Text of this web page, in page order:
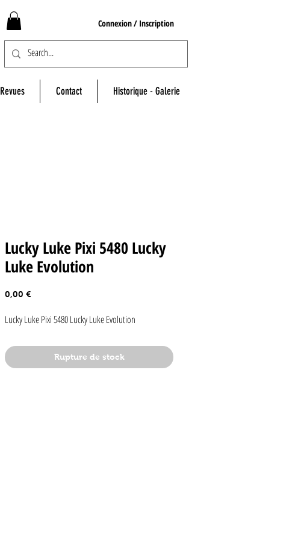
Connexion / Inscription
Revues Contact Historique - Galerie
Lucky Luke Pixi 5480 Lucky
Luke Evolution
0,00 €
Lucky Luke Pixi 5480 Lucky Luke Evolution
Rupture de stock